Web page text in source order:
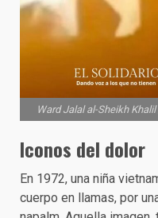
Ward Jalal al-Sheikh
Iconos del dolor
En 1972, una niña
cuerpo en llamas, por